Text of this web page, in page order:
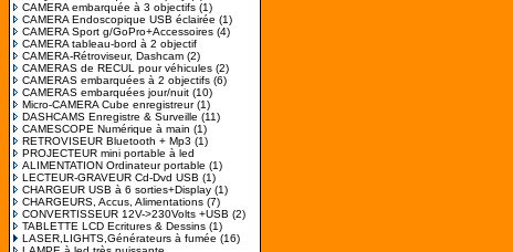
CAMERA embarquée à 3 objectifs (1)
CAMERA Endoscopique USB éclairée (1)
CAMERA Sport g/GoPro+Accessoires (4)
CAMERA tableau-bord à 2 objectif
CAMERA-Rétroviseur, Dashcam (2)
CAMERAS de RECUL pour véhicules (2)
CAMERAS embarquées à 2 objectifs (6)
CAMERAS embarquées jour/nuit (10)
Micro-CAMERA Cube enregistreur(1)
DASHCAMS Enregistre & Surveille (11)
CAMESCOPE Numérique à main (1)
RETROVISEUR Bluetooth + Mp3 (1)
PROJECTEUR mini portable à led
ALIMENTATION Ordinateur portable (1)
LECTEUR-GRAVEUR Cd-Dvd USB (1)
CHARGEUR USB à 6 sorties+Display (1)
CHARGEURS, Accus, Alimentations (7)
CONVERTISSEUR 12V->230Volts +USB (2)
TABLETTE LCD Ecritures & Dessins (1)
LASER,LIGHTS,Générateurs à fumée (16)